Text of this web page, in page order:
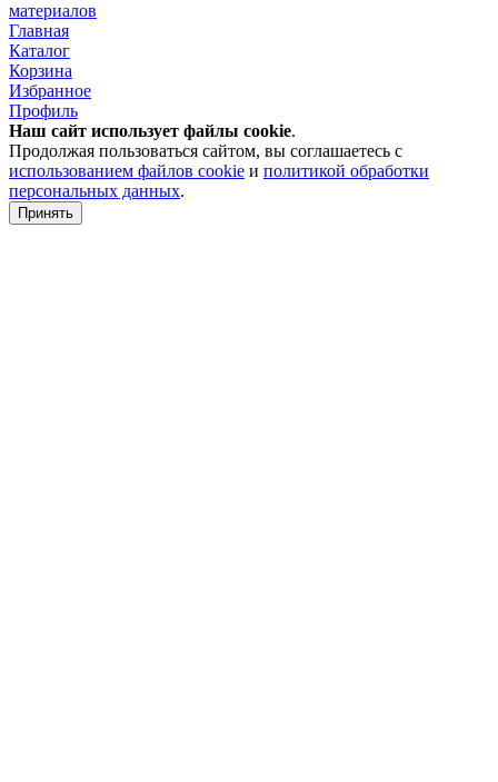
материалов
Главная
Каталог
Корзина
Избранное
Профиль
Наш сайт использует файлы cookie.
Продолжая пользоваться сайтом, вы соглашаетесь с
использованием файлов cookie и политикой обработки
персональных данных.
Принять